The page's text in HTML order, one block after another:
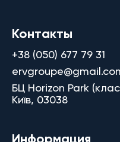
Контакты
+38 (050) 677 79 31
БЦ Horizon Park
Київ, 03038
Информация